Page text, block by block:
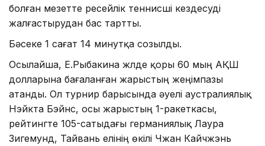
болған мезетте ресейлік теннисші кездесуді
жалғастырудан бас тартты.
Бәсеке 1 сағат 14 минутқа созылды.
Осылайша, Е.Рыбакина жүлде қоры 60 мың АҚШ
долларына бағаланған жарыстың жеңімпазы
атанды. Ол турнир барысында әуелі аустралиялық
Нэйкта Бэйнс, осы жарыстың 1-ракеткасы,
рейтингте 105-сатыдағы германиялық Лаура
Зигемунд, Тайвань елінің өкілі Чжан Кайчжэнь